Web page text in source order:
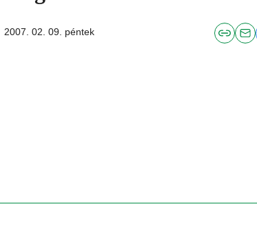
2007. 02. 09. péntek